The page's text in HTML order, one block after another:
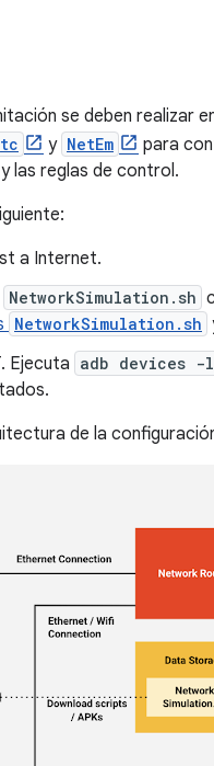
se deben realizar
tc y NetEm
para
las reglas de control.
a Internet.
NetworkSimulation.sh
NetworkSimulation.sh
Ejecuta adb devices -l
de la